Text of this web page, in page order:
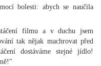
bolesti: abych se naučila
filmu a v duchu jsem
tak nějak machrovat před
dostáváme stejné jídlo!